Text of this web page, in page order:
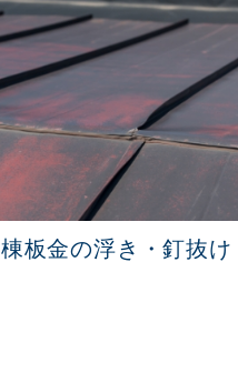
棟板金の浮き・釘抜け